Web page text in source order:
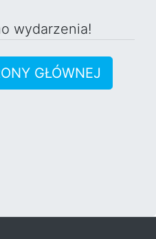
wydarzenia!
GŁÓWNEJ